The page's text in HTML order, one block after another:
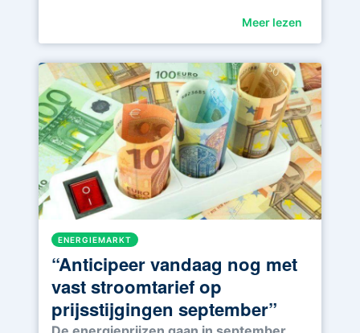
Meer lezen
ENERGIEMARKT
“Anticipeer vandaag nog met
vast stroomtarief op
prijsstijgingen september”